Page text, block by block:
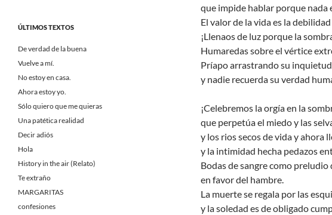
que impide hablar porque nada
El valor de la vida es la
¡Llenaos de luz porque la
Humaredas sobre el vértice
Príapo arrastrando su
y nadie recuerda su verdad
¡Celebremos la orgía en la
que perpetúa el miedo y las
y los rios secos de vida y ahora
y la intimidad hecha pedazos
Bodas de sangre como
en favor del hambre.
La muerte se regala por las
y la soledad es de obligado
ÚLTIMOS TEXTOS
De verdad de la buena
Vuelve a mí.
No estoy en casa.
Ahora estoy yo.
Sólo quiero que me quieras
Una patética realidad
Decir adiós
Hola
History in the air (Relato)
Te extraño
MARGARITAS
confesiones